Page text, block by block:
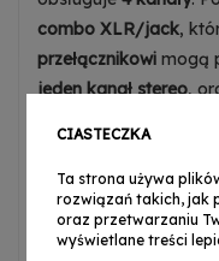
combo XLR/jack,
przełącznikowi mogą
jeden kanał stereo,
pasmowego
podbić sygnałna
CIASTECZKA
Ta strona używa
rozwiązań takich, jak
oraz przetwarzaniu
wyświetlane treści